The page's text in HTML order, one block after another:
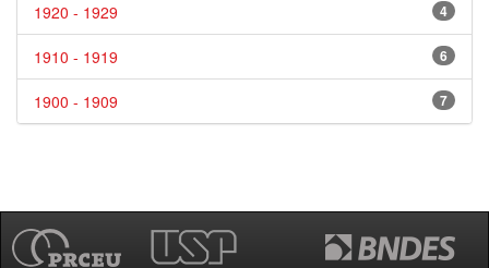
4
1920 - 1929
6
1910 - 1919
7
1900 - 1909